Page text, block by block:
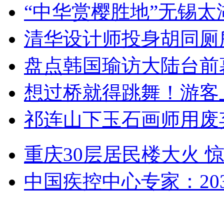
“中华赏樱胜地”无锡
清华设计师投身胡同
盘点韩国瑜访大陆台
想过桥就得跳舞！游客
祁连山下玉石画师用
重庆30层居民楼大火
中国疾控中心专家：